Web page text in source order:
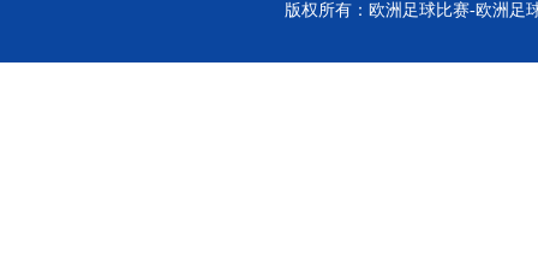
版权所有：欧洲足球比赛-欧洲足